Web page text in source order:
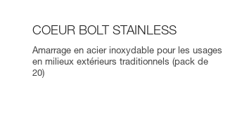
COEUR BOLT STAINLESS
Amarrage en acier inoxydable pour les usages
en milieux extérieurs traditionnels (pack de
20)